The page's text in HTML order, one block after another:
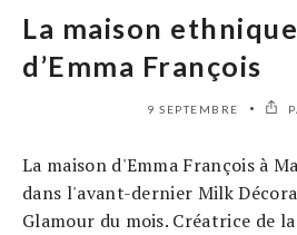
La maison
d’Emma François
9 SEPTEMBRE
La maison d'Emma François à
dans l'avant-dernier Milk
Glamour du mois. Créatrice de